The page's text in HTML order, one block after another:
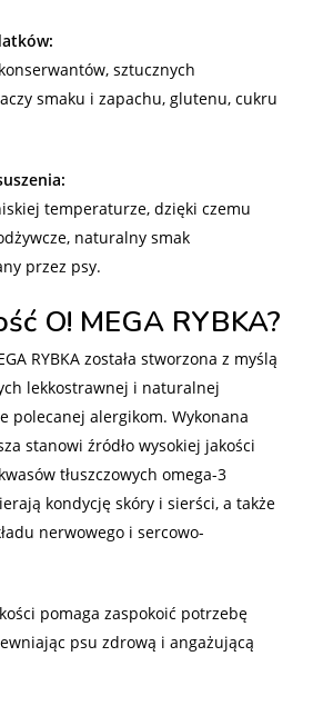
sztucznych
smaku i zapachu, glutenu, cukru
temperaturze, dzięki czemu
naturalny smak
przez psy.
O! MEGA RYBKA?
RYBKA została stworzona z myślą
lekkostrawnej i naturalnej
polecanej alergikom. Wykonana
stanowi źródło wysokiej jakości
tłuszczowych omega-3
kondycję skóry i sierści, a także
nerwowego i sercowo-
pomaga zaspokoić potrzebę
psu zdrową i angażującą